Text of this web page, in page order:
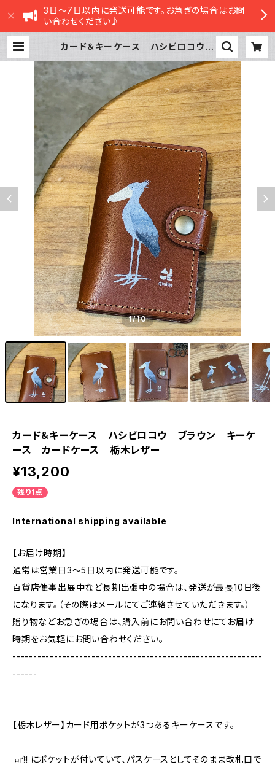
3日～7日以内に発送可能です。お急ぎの場合はお問
い合わせください♪
カード＆キーケース ハシビロコウ
ス 栃木レザー | sasatte STORE
|ささってストア
1/10
カード＆キーケース ハシビロコウ ブラウン キーケ
ース カードケース 栃木レザー
¥13,200
残り1点
International shipping available
【お届け時期】
通常は営業日3〜5日以内に発送可能です。
百貨店催事出展中など長期出張中の場合は、発送が最長10日後
になります。（その際はメールにてご連絡させていただきます。）
贈り物などお急ぎの場合は、購入前にお問い合わせにてお届け
時期をお気軽にお問い合わせください。
------------------------------------------------------------
------
【栃木レザー】カード用ポケットが3つあるキーケースです。
両側にポケットが付いていて、パスケースとしてそのまま改札口で